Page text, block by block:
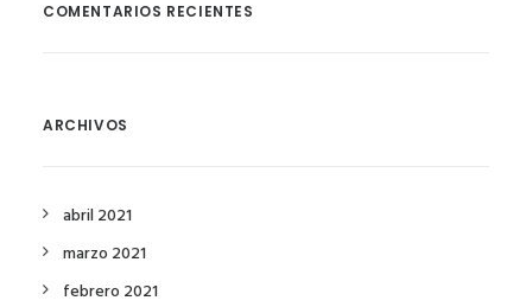
COMENTARIOS RECIENTES
ARCHIVOS
abril 2021
marzo 2021
febrero 2021